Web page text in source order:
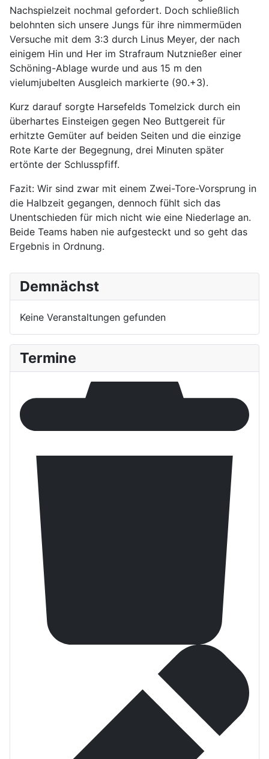
Nachspielzeit nochmal gefordert. Doch schließlich
belohnten sich unsere Jungs für ihre nimmermüden
Versuche mit dem 3:3 durch Linus Meyer, der nach
einigem Hin und Her im Strafraum Nutznießer einer
Schöning-Ablage wurde und aus 15 m den
vielumjubelten Ausgleich markierte (90.+3).
Kurz darauf sorgte Harsefelds Tomelzick durch ein
überhartes Einsteigen gegen Neo Buttgereit für
erhitzte Gemüter auf beiden Seiten und die einzige
Rote Karte der Begegnung, drei Minuten später
ertönte der Schlusspfiff.
Fazit: Wir sind zwar mit einem Zwei-Tore-Vorsprung in
die Halbzeit gegangen, dennoch fühlt sich das
Unentschieden für mich nicht wie eine Niederlage an.
Beide Teams haben nie aufgesteckt und so geht das
Ergebnis in Ordnung.
Demnächst
Keine Veranstaltungen gefunden
Termine